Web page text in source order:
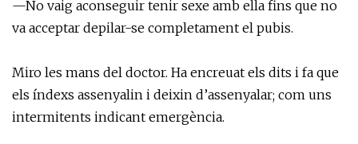
—No vaig aconseguir tenir sexe amb ella fins que no
va acceptar depilar-se completament el pubis.
Miro les mans del doctor. Ha encreuat els dits i fa que
els índexs assenyalin i deixin d’assenyalar; com uns
intermitents indicant emergència.